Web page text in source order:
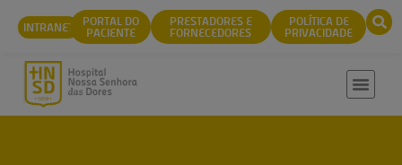
conteúdo
INTRANET PORTAL DO
PACIENTE
PRESTADORES E
FORNECEDORES
POLÍTICA DE
PRIVACIDADE